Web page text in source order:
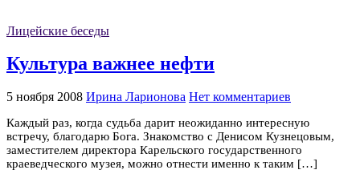
Лицейские беседы
Культура важнее нефти
5 ноября 2008 Ирина Ларионова Нет комментариев
Каждый раз, когда судьба дарит неожиданно интересную
встречу, благодарю Бога. Знакомство с Денисом Кузнецовым,
заместителем директора Карельского государственного
краеведческого музея, можно отнести именно к таким […]